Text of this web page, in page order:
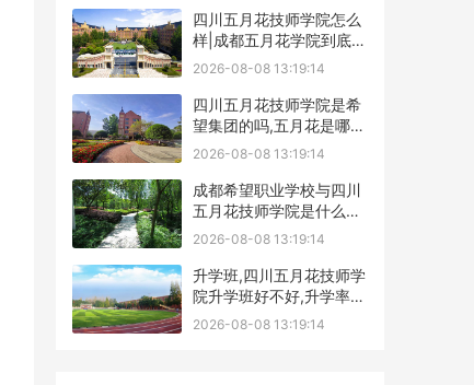
四川五月花技师学院怎么
样|成都五月花学院到底好
不好
2026-08-08 13:19:14
四川五月花技师学院是希
望集团的吗,五月花是哪个
集团的
2026-08-08 13:19:14
成都希望职业学校与四川
五月花技师学院是什么关
系
2026-08-08 13:19:14
升学班,四川五月花技师学
院升学班好不好,升学率高
吗|升学保障
2026-08-08 13:19:14